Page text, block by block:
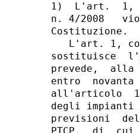
1)  L'art.  1,
n. 4/2008
Costituzione.
L'art. 1,
sostituisce
prevede,
entro
all'articolo
degli impianti
previsioni